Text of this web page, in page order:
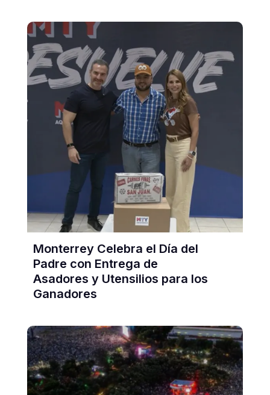
Monterrey Celebra el Día del
Padre con Entrega de
Asadores y Utensilios para los
Ganadores